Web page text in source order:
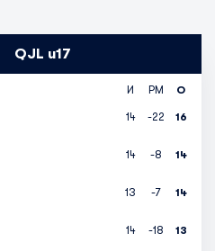
QJL u17
И РМ О
14 -22 16
14 -8 14
13 -7 14
14 -18 13